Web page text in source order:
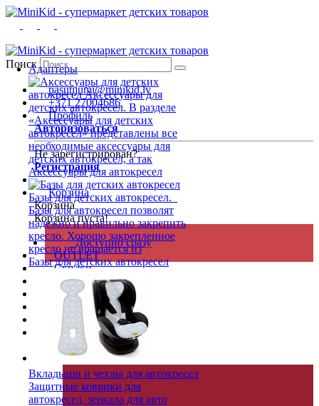
Адаптеры
Аксессуары для автокресел
Базы для детских автокресел
Вкладыши и чехлы для автокресел
Защитные коврики для
автокресел, зеркала для авто
Поиск
pasutijumi@minikid.lv
+371 27004686
Профиль
Авторизоваться
Не зарегистрирован?
Регистрация
Корзина
Корзина
Корзина пуста!
Доступно сразу
OUTLET
Скидки
Новости
Подарочные карты
Бренды
Лизинг
Доставка
Русский